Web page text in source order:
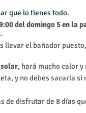
que lo tienes todo.
del domingo 5 en la
llevar el bañador
, hará mucho calor
y no debes sacarla
de disfrutar de 8 días